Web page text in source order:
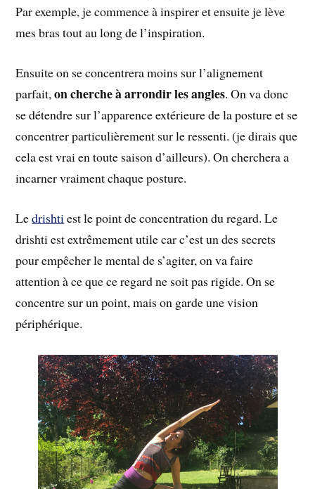
Par exemple, je commence à inspirer et ensuite je lève
mes bras tout au long de l’inspiration.
Ensuite on se concentrera moins sur l’alignement
parfait,on cherche à arrondir les angles. On va donc
se détendre sur l’apparence extérieure de la posture et se
concentrer particulièrement sur le ressenti. (je dirais que
cela est vrai en toute saison d’ailleurs). On cherchera a
incarner vraiment chaque posture.
Ledrishtiest le point de concentration du regard. Le
drishti est extrêmement utile car c’est un des secrets
pour empêcher le mental de s’agiter, on va faire
attention à ce que ce regard ne soit pas rigide. On se
concentre sur un point, mais on garde une vision
périphérique.